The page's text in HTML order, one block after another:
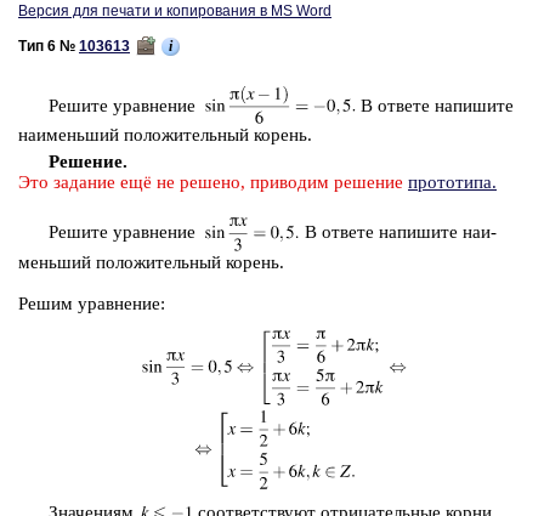
Версия для печати и копирования в MS Word
Тип 6 № 103613 i
Ре­ши­те урав­не­ние
В от­ве­те на­пи­ши­те
наи­мень­ший по­ло­жи­тель­ный ко­рень.
Ре­ше­ние.
Это за­да­ние ещё не ре­ше­но, при­во­дим ре­ше­ние про­то­ти­па.
Ре­ши­те урав­не­ние
В от­ве­те на­пи­ши­те наи­
мень­ший по­ло­жи­тель­ный ко­рень.
Решим урав­не­ние: